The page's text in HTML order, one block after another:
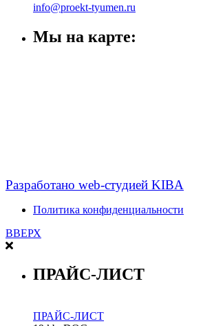
info@proekt-tyumen.ru
Мы на карте:
Разработано web-студией KIBA
Политика конфиденциальности
ВВЕРХ
ПРАЙС-ЛИСТ
ПРАЙС-ЛИСТ